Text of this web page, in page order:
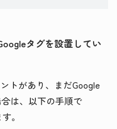
タグを設置してい
トがあり、まだGoogle
は、以下の手順で
。